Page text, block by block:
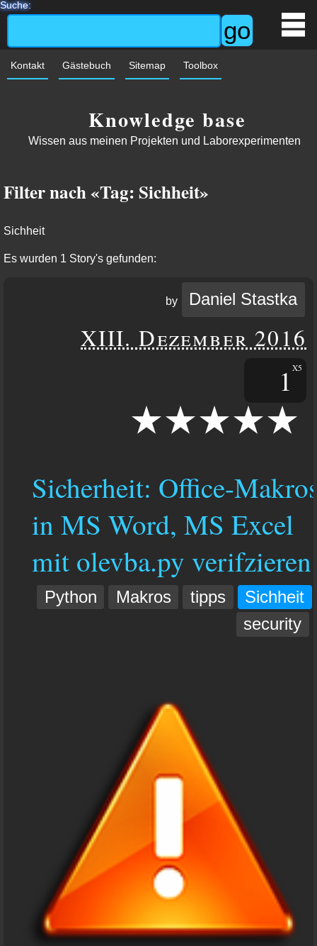
Suche:
Kontakt Gästebuch Sitemap Toolbox
Knowledge base
Wissen aus meinen Projekten und Laborexperimenten
Filter nach «Tag: Sichheit»
Sichheit
Es wurden 1 Story's gefunden:
by Daniel Stastka
XIII. Dezember 2016
X5
1
Sicherheit: Office-
in MS Word, MS Excel
mit olevba.py verifzieren
Sichheit
tipps
Makros
Python
security